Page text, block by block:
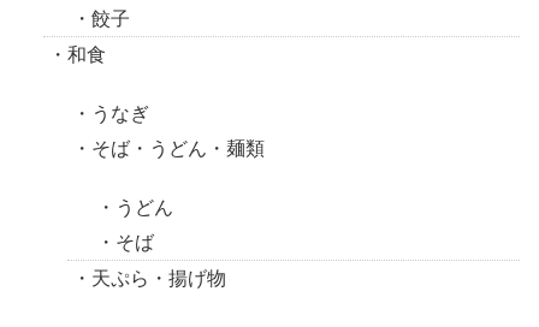
餃子
和食
うなぎ
そば・うどん・麺類
うどん
そば
天ぷら・揚げ物